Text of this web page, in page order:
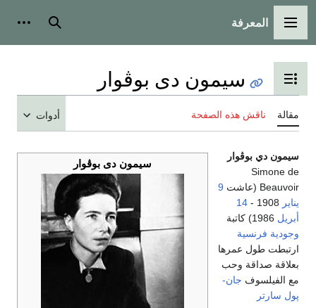
القائمة الرئيسية
المعرفة بحث
تبديل عرض جدول المحتويات
سيمون دى بوڤوار
مقالة ناقش هذه الصفحة أدوات
سيمون دى بوڤوار
سيمون دي بوڤوار
Simone de
Beauvoir (عاشت
9
يناير
14
أبريل
وجودية فرنسية
ارتبطت طول عمرها
بعلاقة صداقة وحب
مع الفيلسوف جان-
پول سارتر